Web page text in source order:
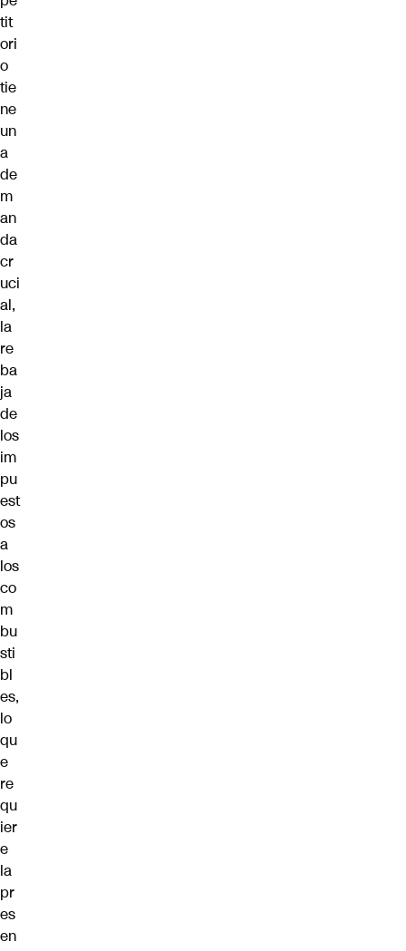
tit
ori
o
tie
ne
un
a
de
m
an
da
cr
uci
al,
la
re
ba
ja
de
los
im
pu
est
os
a
los
co
m
bu
sti
bl
es,
lo
qu
e
re
qu
ier
e
la
pr
es
en